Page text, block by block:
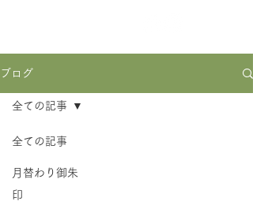
ブログ
全ての記事
月替わり御朱
印
全ての記事